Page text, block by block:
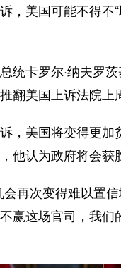
，美国可能不得不
统卡罗尔·纳夫罗
翻美国上诉法院上
，美国将变得更
他认为政府将会获
会再次变得难以置
赢这场官司，我们